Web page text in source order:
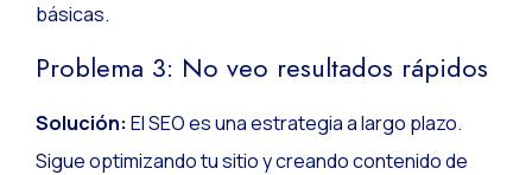
básicas.
Problema 3: No veo resultados rápidos
Solución: El SEO es una estrategia a largo plazo.
Sigue optimizando tu sitio y creando contenido de